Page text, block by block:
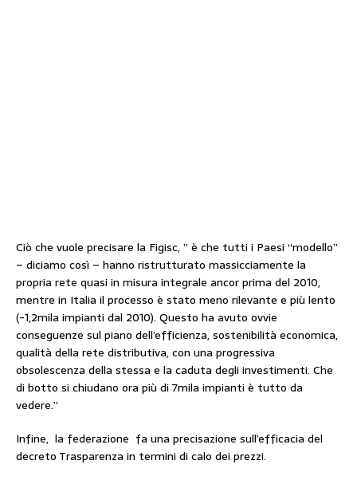
Ciò che vuole precisare la Figisc, ” è che tutti i Paesi “modello”
– diciamo così – hanno ristrutturato massicciamente la
propria rete quasi in misura integrale ancor prima del 2010,
mentre in Italia il processo è stato meno rilevante e più lento
(-1,2mila impianti dal 2010). Questo ha avuto ovvie
conseguenze sul piano dell’efficienza, sostenibilità economica,
qualità della rete distributiva, con una progressiva
obsolescenza della stessa e la caduta degli investimenti. Che
di botto si chiudano ora più di 7mila impianti è tutto da
vedere.”
Infine, la federazione fa una precisazione sull’efficacia del
decreto Trasparenza in termini di calo dei prezzi.